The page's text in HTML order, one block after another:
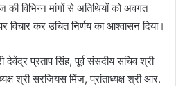
विभिन्न मांगों से अतिथियों को अवगत
विचार कर उचित निर्णय का आश्वासन दिया।
प्रताप सिंह, पूर्व संसदीय सचिव श्री
श्री सरजियस मिंज, प्रांताध्यक्ष श्री आर.